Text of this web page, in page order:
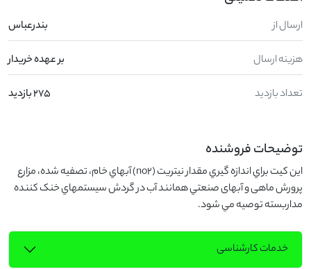
ارسال از بندرعباس
هزینه ارسال بر عهده خریدار
تعداد بازدید 275 بازدید
توضیحات فروشنده
مداربسته توصيه مي شود.
خدمات کارشناسی